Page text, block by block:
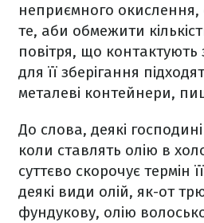
неприємного окислення,
те, аби обмежити
повітря, що
для її зберігання
металеві контейнери,
До слова, деякі
коли ставлять олію в
суттєво скорочує термін
деякі види олій, як-от
фундукову, олію